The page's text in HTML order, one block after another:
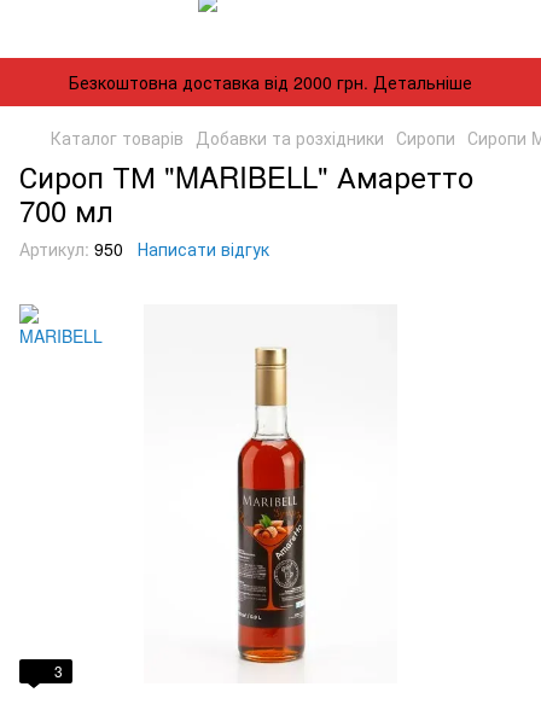
Безкоштовна доставка від 2000 грн. Детальніше
Каталог товарів Добавки та розхідники Сиропи Сиропи
Сироп ТМ "MARIBELL" Амаретто
700 мл
Артикул: 950 Написати відгук
3